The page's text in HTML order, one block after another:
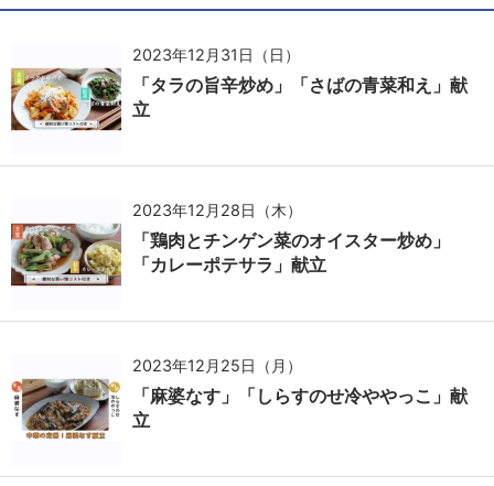
2023年12月31日（日）
「タラの旨辛炒め」「さばの青菜和え」献
立
2023年12月28日（木）
「鶏肉とチンゲン菜のオイスター炒め」
「カレーポテサラ」献立
2023年12月25日（月）
「麻婆なす」「しらすのせ冷ややっこ」献
立